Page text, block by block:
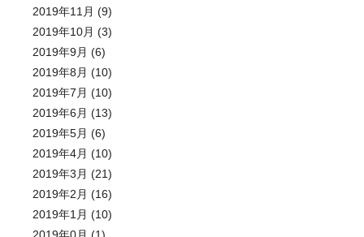
2019年11月 (9)
2019年10月 (3)
2019年9月 (6)
2019年8月 (10)
2019年7月 (10)
2019年6月 (13)
2019年5月 (6)
2019年4月 (10)
2019年3月 (21)
2019年2月 (16)
2019年1月 (10)
2019年0月 (1)